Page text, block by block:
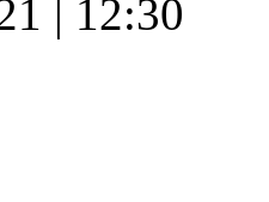
| 12:30